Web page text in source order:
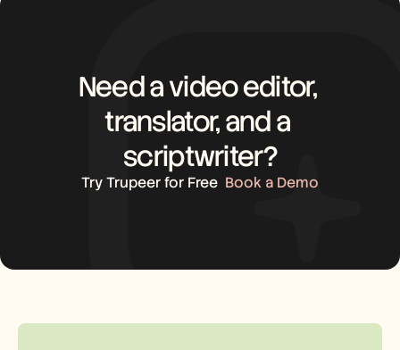
Need a video editor,
translator, and a
scriptwriter?
Try Trupeer for Free Book a Demo